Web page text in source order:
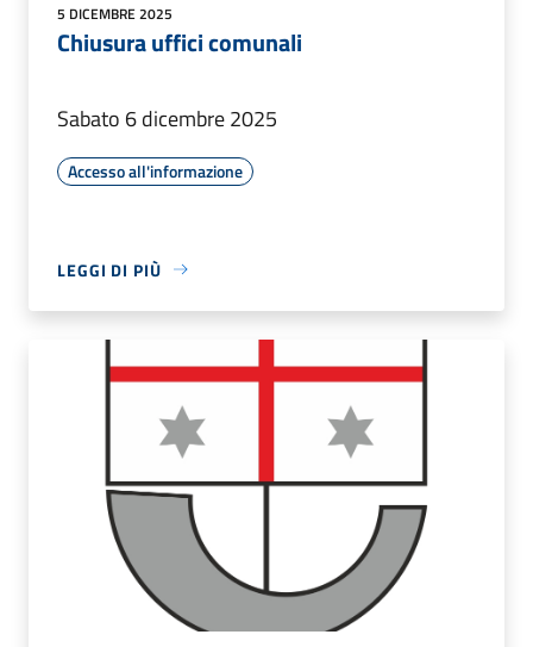
5 DICEMBRE 2025
Chiusura uffici comunali
Sabato 6 dicembre 2025
Accesso all'informazione
LEGGI DI PIÙ